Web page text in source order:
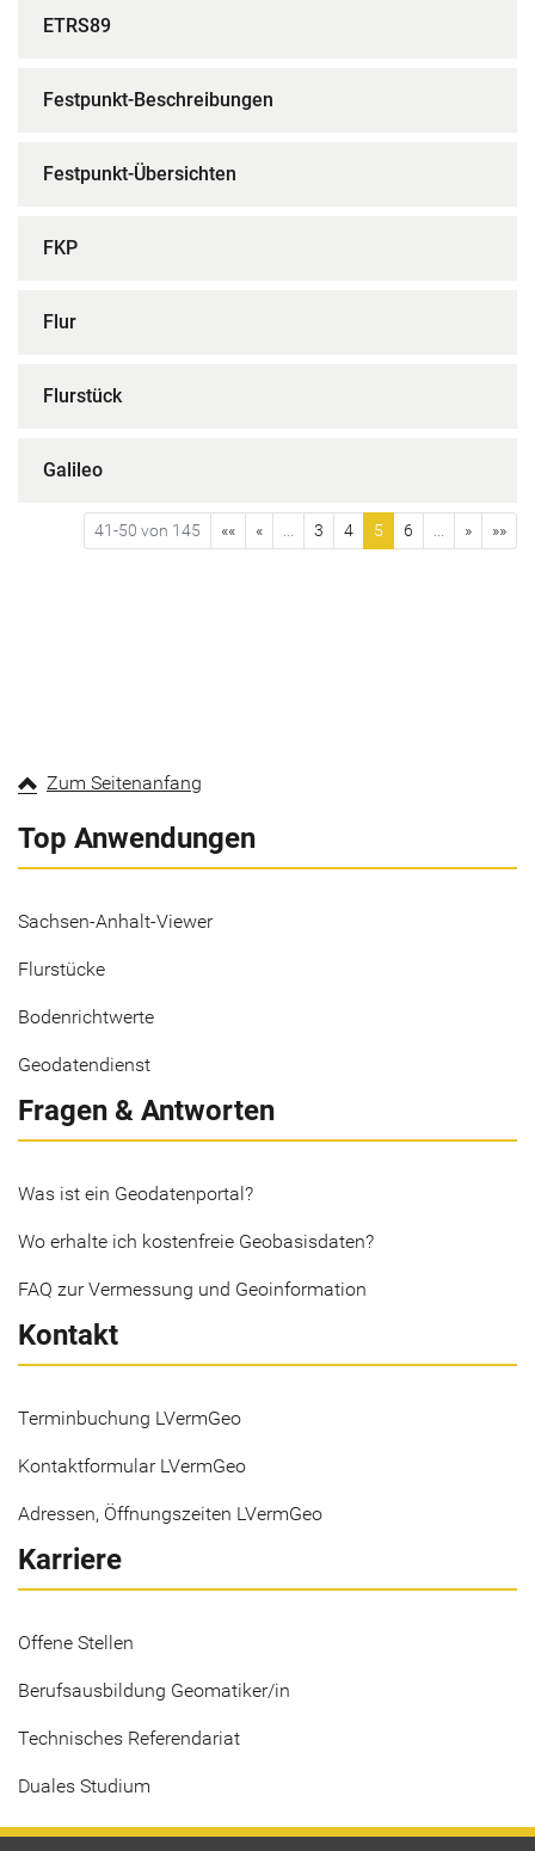
ETRS89
Festpunkt-Beschreibungen
Festpunkt-Übersichten
FKP
Flur
Flurstück
Galileo
41-50 von 145 «« « 3 4 5 6 » »»
Zum Seitenanfang
Top Anwendungen
Sachsen-Anhalt-Viewer
Flurstücke
Bodenrichtwerte
Geodatendienst
Fragen & Antworten
Was ist ein Geodatenportal?
Wo erhalte ich kostenfreie Geobasisdaten?
FAQ zur Vermessung und Geoinformation
Kontakt
Terminbuchung LVermGeo
Kontaktformular LVermGeo
Adressen, Öffnungszeiten LVermGeo
Karriere
Offene Stellen
Berufsausbildung Geomatiker/in
Technisches Referendariat
Duales Studium